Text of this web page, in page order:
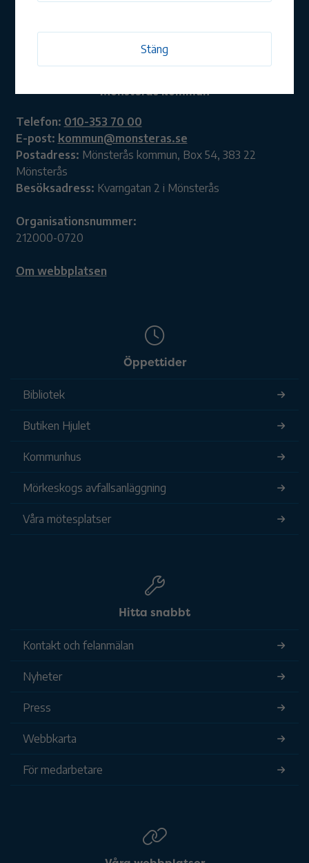
Mönsterås kommun
Telefon: 010-353 70 00
E-post: kommun@monsteras.se
Postadress: Mönsterås kommun, Box 54, 383 22
Mönsterås
Besöksadress: Kvarngatan 2 i Mönsterås
Organisationsnummer:
212000-0720
Om webbplatsen
Öppettider
Bibliotek
Butiken Hjulet
Kommunhus
Mörkeskogs avfallsanläggning
Våra mötesplatser
Hitta snabbt
Kontakt och felanmälan
Nyheter
Press
Webbkarta
För medarbetare
Stäng